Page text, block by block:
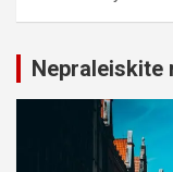
Nepraleiskite